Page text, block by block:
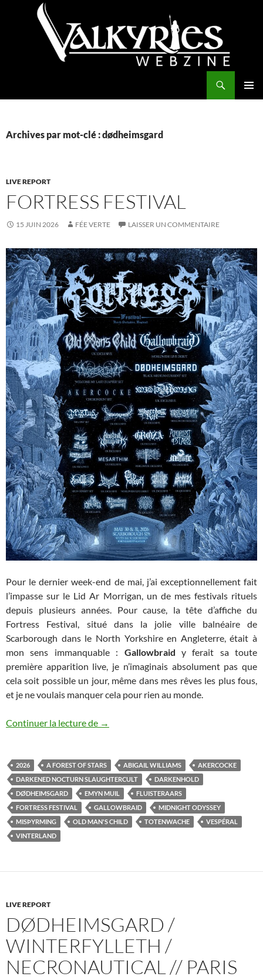
Archives par mot-clé : dødheimsgard
LIVE REPORT
FORTRESS FESTIVAL
15 JUIN 2026 FÉE VERTE LAISSER UN COMMENTAIRE
Pour le dernier week-end de mai, j’ai exceptionnellement fait
l’impasse sur le Lid Ar Morrigan, un de mes festivals rituels
depuis plusieurs années. Pour cause, la tête d’affiche du
Fortress Festival, situé dans la jolie ville balnéaire de
Scarborough dans le North Yorkshire en Angleterre, était à
mon sens immanquable : Gallowbraid y ferait sa toute
première apparition live, je n’imaginais absolument pas que
cela soit possible un jour, même dans mes rêves les plus fous,
et je ne voulais manquer cela pour rien au monde.
Continuer la lecture de Fortress Festival
→
2026 A FOREST OF STARS ABIGAIL WILLIAMS
AKERCOCKE
DARKENED NOCTURN SLAUGHTERCULT
DARKENHOLD
DØDHEIMSGARD
EMYN MUIL
FLUISTERAARS
FORTRESS FESTIVAL
GALLOWBRAID
MIDNIGHT ODYSSEY
MISÞYRMING
OLD MAN'S CHILD TOTENWACHE
VESPÉRAL
VINTERLAND
LIVE REPORT
DØDHEIMSGARD /
WINTERFYLLETH /
NECRONAUTICAL // PARIS